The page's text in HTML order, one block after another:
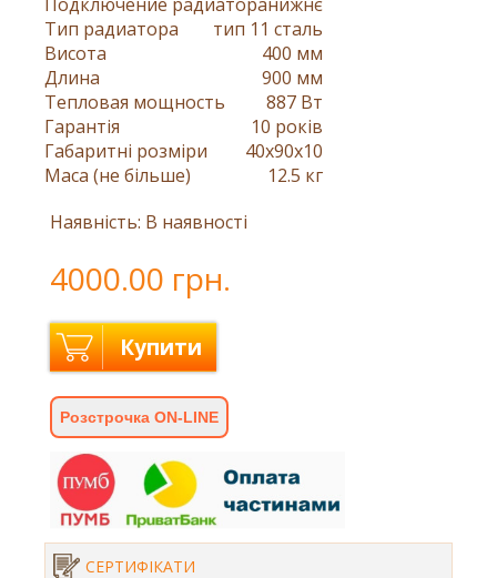
Тип радиатора
тип 11 сталь
Висота
400 мм
Длина
900 мм
Тепловая мощность
887 Вт
Гарантія
10 років
Габаритні розміри
40x90x10
Маса (не більше)
12.5 кг
Наявність: В наявності
4000.00 грн.
Купити
Розстрочка ON-LINE
СЕРТИФІКАТИ